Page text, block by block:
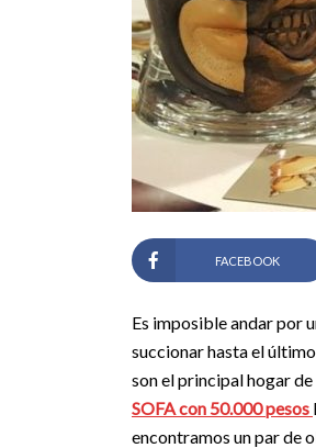
FACEBOOK
Es imposible andar por
succionar hasta el
son el principal hogar
SOFA con 50.000 pesos
encontramos un par de